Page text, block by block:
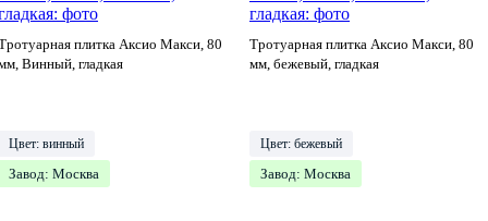
плитка Аксио Макси, 80
Винный, гладкая
Цвет: винный
Завод: Москва
Тротуарная плитка Аксио Макси, 80
мм, бежевый, гладкая
Цвет: бежевый
Завод: Москва